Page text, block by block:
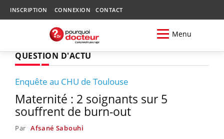
INSCRIPTION CONNEXION CONTACT
Menu
QUESTION D'ACTU
Enquête au CHU de Toulouse
Maternité : 2 soignants sur 5
souffrent de burn-out
Par Afsané Sabouhi